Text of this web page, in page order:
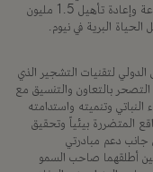
التصحر، وذلك بزراعة 100 مليون شجرة محلية متنوعة وإعادة تأهيل 1.5 مليون
البرية في نيوم.
لتقنيات التشجير الذي
بالتعاون والتنسيق مع
النباتي وتنميته واستدامته
المواقع المتضررة بيئياً وتحقيق
جانب دعم مبادرتي
أطلقهما صاحب السمو